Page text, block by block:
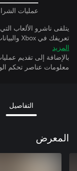
عمليات
يتلقى ناشرو الألعاب
تعريفك في Xbox والبيانات المقترنة بينما تمارس الألعاب.
المزيد
بالإضافة إلى تقديم
معلومات عناصر تحكم
التفاصيل
المعرض